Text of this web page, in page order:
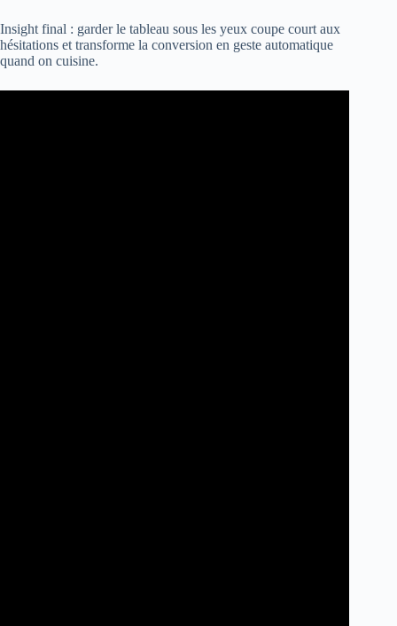
Insight final : garder le tableau sous les yeux coupe court aux
hésitations et transforme la conversion en geste automatique
quand on cuisine.